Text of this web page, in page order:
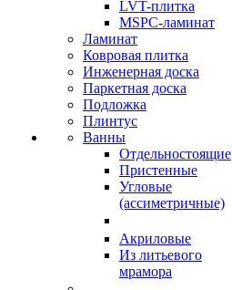
LVT-плитка
MSPC-ламинат
Ламинат
Ковровая плитка
Инженерная доска
Паркетная доска
Подложка
Плинтус
Ванны
Отдельностоящие
Пристенные
Угловые
(ассиметричные)
Акриловые
Из литьевого
мрамора